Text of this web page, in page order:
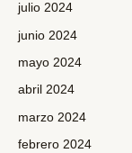
julio 2024
junio 2024
mayo 2024
abril 2024
marzo 2024
febrero 2024